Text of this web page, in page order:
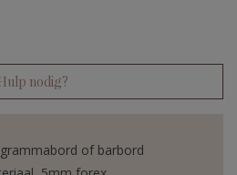
nodig?
of barbord